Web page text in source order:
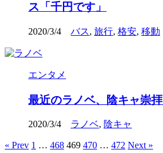
ス「千円です」
2020/3/4 バス, 旅行, 格安, 移動
エンタメ
最近のラノベ、陰キャ崇
2020/3/4 ラノベ, 陰キャ
« Prev 1 … 468 469 470 … 472 Next »